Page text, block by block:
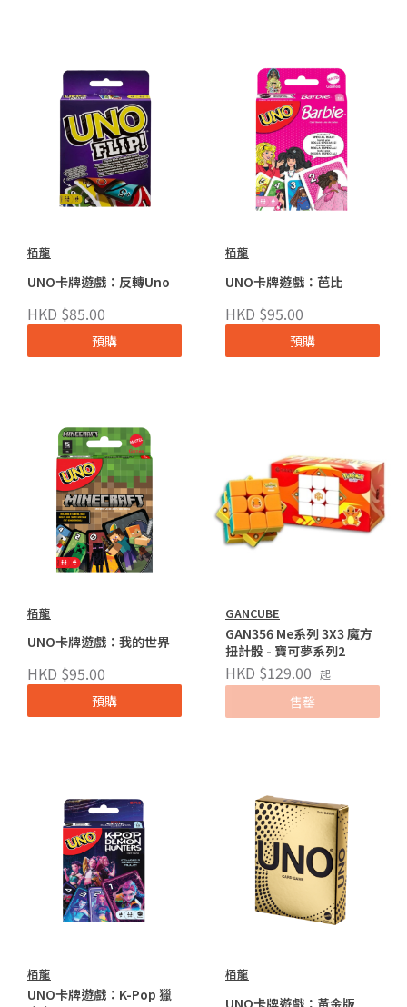
栢龍
UNO卡牌遊戲：反轉Uno
HKD $85.00
預購
栢龍
UNO卡牌遊戲：芭比
HKD $95.00
預購
栢龍
UNO卡牌遊戲：我的世界
HKD $95.00
預購
GANCUBE
GAN356 Me系列 3X3 魔方
扭計骰 - 寶可夢系列2
HKD $129.00 起
售罄
栢龍
UNO卡牌遊戲：K-Pop 獵
栢龍
UNO卡牌遊戲：黃金版